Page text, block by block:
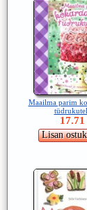
Maailma parim
17.71